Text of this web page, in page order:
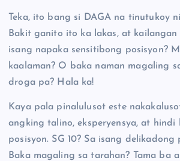
Teka, ito bang si DAGA na tinutukoy
Bakit ganito ito ka lakas, at kailangan
isang napaka sensitibong posisyon?
kaalaman? O baka naman magaling
droga pa? Hala ka!
Kaya pala pinalulusot este
angking talino, eksperyensya, at
posisyon. SG 10? Sa isang delikadong
Baka magaling sa tarahan? Tama ba